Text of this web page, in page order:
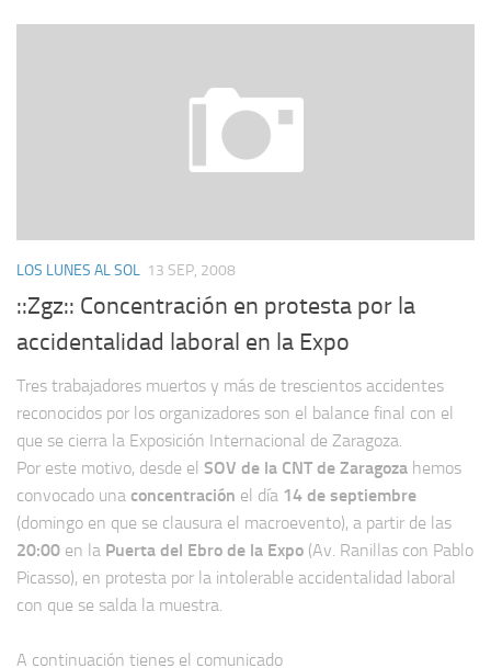
LOS LUNES AL SOL 13 SEP, 2008
::Zgz:: Concentración en protesta por la
accidentalidad laboral en la Expo
Tres trabajadores muertos y más de trescientos accidentes
reconocidos por los organizadores son el balance final con el
que se cierra la Exposición Internacional de Zaragoza.
Por este motivo, desde el SOV de la CNT de Zaragoza hemos
convocado una concentración el día 14 de septiembre
(domingo en que se clausura el macroevento), a partir de las
20:00 en la Puerta del Ebro de la Expo (Av. Ranillas con Pablo
Picasso), en protesta por la intolerable accidentalidad laboral
con que se salda la muestra.
A continuación tienes el comunicado